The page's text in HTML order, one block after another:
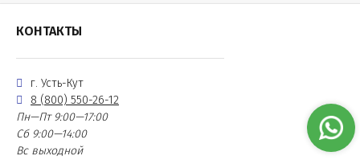
КОНТАКТЫ
г. Усть-Кут
8 (800) 550-26-12
Пн—Пт 9:00—17:00
Сб 9:00—14:00
Вс выходной